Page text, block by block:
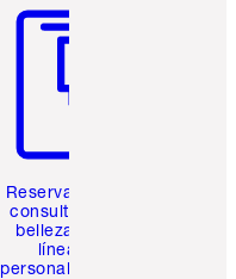
Reserva una
consulta de
belleza en
línea
personalizada